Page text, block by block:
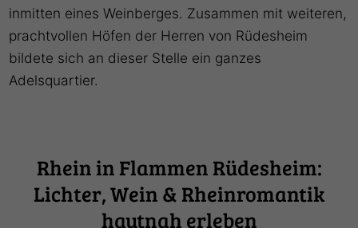
inmitten eines Weinberges. Zusammen mit weiteren,
prachtvollen Höfen der Herren von Rüdesheim
bildete sich an dieser Stelle ein ganzes
Adelsquartier.
Rhein in Flammen Rüdesheim:
Lichter, Wein & Rheinromantik
hautnah erleben